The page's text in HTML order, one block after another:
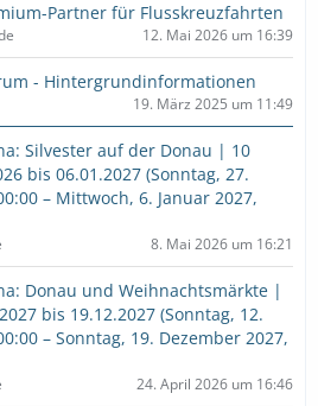
Partner für Flusskreuzfahrten
12. Mai 2026 um 16:39
- Hintergrundinformationen
19. März 2025 um 11:49
Silvester auf der Donau | 10
bis 06.01.2027 (Sonntag, 27.
– Mittwoch, 6. Januar 2027,
8. Mai 2026 um 16:21
Donau und Weihnachtsmärkte |
bis 19.12.2027 (Sonntag, 12.
– Sonntag, 19. Dezember 2027,
24. April 2026 um 16:46